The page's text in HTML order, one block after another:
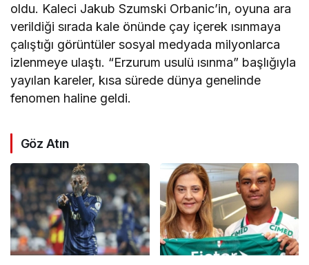
oldu. Kaleci Jakub Szumski Orbanic’in, oyuna ara
verildiği sırada kale önünde çay içerek ısınmaya
çalıştığı görüntüler sosyal medyada milyonlarca
izlenmeye ulaştı. “Erzurum usulü ısınma” başlığıyla
yayılan kareler, kısa sürede dünya genelinde
fenomen haline geldi.
Göz Atın